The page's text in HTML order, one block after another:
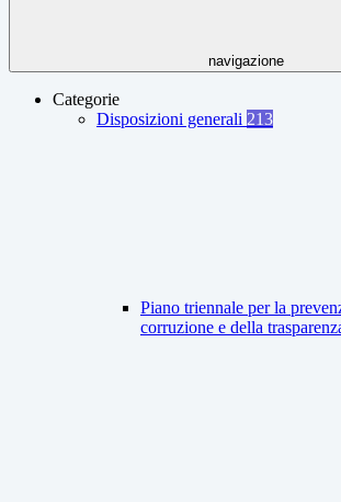
navigazione
Categorie
Disposizioni generali 213
Piano triennale per la
corruzione e della